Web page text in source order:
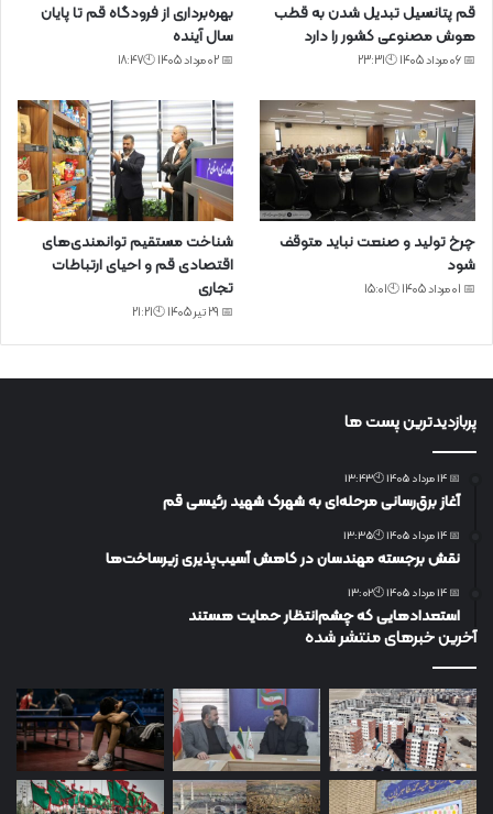
قم پتانسیل تبدیل شدن به قطب
هوش مصنوعی کشور را دارد
📅 06 مرداد 1405 🕙23:31
بهره‌برداری از فرودگاه قم تا پایان
سال آینده
📅 02 مرداد 1405 🕙18:47
چرخ تولید و صنعت نباید متوقف
شود
📅 01 مرداد 1405 🕙15:01
شناخت مستقیم توانمندی‌های
اقتصادی قم و احیای ارتباطات
تجاری
📅 29 تیر 1405 🕙21:21
پربازدیدترین پست ها
📅 14 مرداد 1405 🕙13:43
آغاز برق‌رسانی مرحله‌ای به شهرک شهید رئیسی قم
📅 14 مرداد 1405 🕙13:35
نقش برجسته مهندسان در کاهش آسیب‌پذیری زیرساخت‌ها
📅 14 مرداد 1405 🕙13:02
استعدادهایی که چشم‌انتظار حمایت هستند
آخرین خبرهای منتشر شده